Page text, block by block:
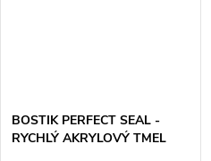
BOSTIK PERFECT SEAL -
RYCHLÝ AKRYLOVÝ TMEL